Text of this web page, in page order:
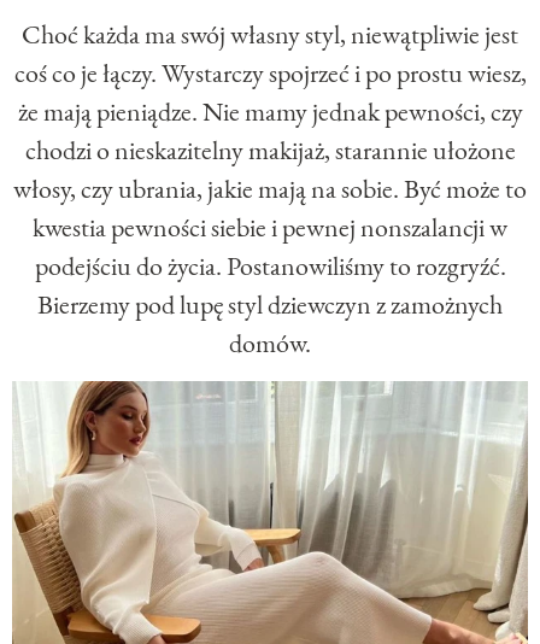
Choć każda ma swój własny styl, niewątpliwie jest
coś co je łączy. Wystarczy spojrzeć i po prostu wiesz,
że mają pieniądze. Nie mamy jednak pewności, czy
chodzi o nieskazitelny makijaż, starannie ułożone
włosy, czy ubrania, jakie mają na sobie. Być może to
kwestia pewności siebie i pewnej nonszalancji w
podejściu do życia. Postanowiliśmy to rozgryźć.
Bierzemy pod lupę styl dziewczyn z zamożnych
domów.